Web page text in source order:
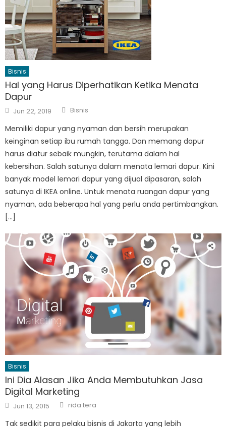
Bisnis
Hal yang Harus Diperhatikan Ketika Menata
Dapur
Posted
on
Jun 22, 2019 Author
Bisnis
Memiliki dapur yang nyaman dan bersih merupakan
keinginan setiap ibu rumah tangga. Dan memang dapur
harus diatur sebaik mungkin, terutama dalam hal
kebersihan. Salah satunya dalam menata lemari dapur. Kini
banyak model lemari dapur yang dijual dipasaran, salah
satunya di IKEA online. Untuk menata ruangan dapur yang
nyaman, ada beberapa hal yang perlu anda pertimbangkan.
[…]
Bisnis
Ini Dia Alasan Jika Anda Membutuhkan Jasa
Digital Marketing
Posted
on
Jun 13, 2015 Author
rida tera
Tak sedikit para pelaku bisnis di Jakarta yang lebih